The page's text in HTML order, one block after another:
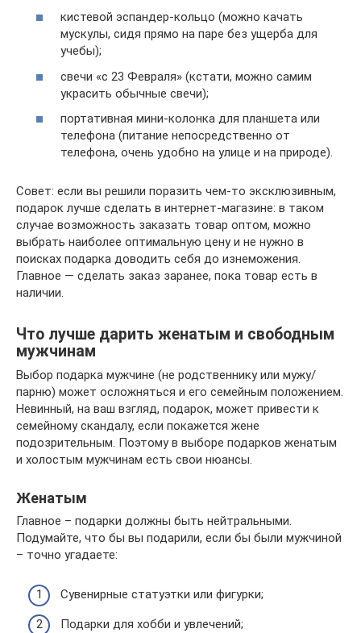
кистевой эспандер-кольцо (можно качать
мускулы, сидя прямо на паре без ущерба для
учебы);
свечи «с 23 Февраля» (кстати, можно самим
украсить обычные свечи);
портативная мини-колонка для планшета или
телефона (питание непосредственно от
телефона, очень удобно на улице и на природе).
Совет: если вы решили поразить чем-то эксклюзивным,
подарок лучше сделать в интернет-магазине: в таком
случае возможность заказать товар оптом, можно
выбрать наиболее оптимальную цену и не нужно в
поисках подарка доводить себя до изнеможения.
Главное — сделать заказ заранее, пока товар есть в
наличии.
Что лучше дарить женатым и свободным
мужчинам
Выбор подарка мужчине (не родственнику или мужу/
парню) может осложняться и его семейным положением.
Невинный, на ваш взгляд, подарок, может привести к
семейному скандалу, если покажется жене
подозрительным. Поэтому в выборе подарков женатым
и холостым мужчинам есть свои нюансы.
Женатым
Главное – подарки должны быть нейтральными.
Подумайте, что бы вы подарили, если бы были мужчиной
– точно угадаете:
Сувенирные статуэтки или фигурки;
Подарки для хобби и увлечений;